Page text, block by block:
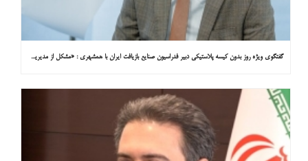
گفتگوی ویژه روز بدون کیسه پلاستیکی دبیر فدراسیون صنایع بازیافت ایران با همشهری : «مشکل از مدیریت پسماند پلاستیکی است، نه کیسه پلاستیکی»